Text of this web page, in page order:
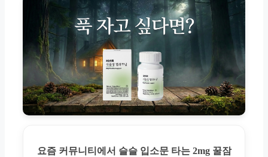
요즘 커뮤니티에서 슬슬 입소문 타는 2mg 꿀잠